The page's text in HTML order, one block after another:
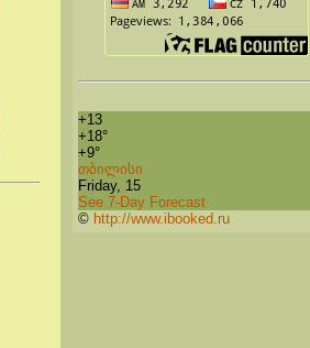
+13
+18°
+9°
თბილისი
Friday, 15
See 7-Day Forecast
© http://www.ibooked.ru